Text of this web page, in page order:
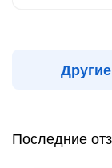
Последние